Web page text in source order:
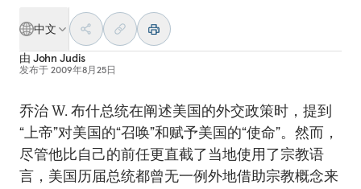
中文
由 John Judis
发布于 2009年8月25日
乔治 W. 布什总统在阐述美国的外交政策时，提到
“上帝”对美国的“召唤”和赋予美国的“使命”。然而，
尽管他比自己的前任更直截了当地使用了宗教语
言，美国历届总统都曾无一例外地借助宗教概念来